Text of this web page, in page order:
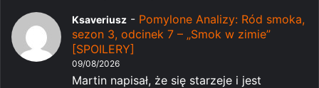
Ksaveriusz - Pomylone Analizy: Ród smoka,
sezon 3, odcinek 7 – „Smok w zimie”
[SPOILERY]
09/08/2026
Martin napisał, że się starzeje i jest